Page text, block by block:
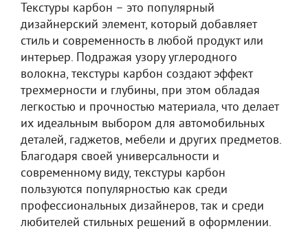
Текстуры карбон – это популярный
дизайнерский элемент, который добавляет
стиль и современность в любой продукт или
интерьер. Подражая узору углеродного
волокна, текстуры карбон создают эффект
трехмерности и глубины, при этом обладая
легкостью и прочностью материала, что делает
их идеальным выбором для автомобильных
деталей, гаджетов, мебели и других предметов.
Благодаря своей универсальности и
современному виду, текстуры карбон
пользуются популярностью как среди
профессиональных дизайнеров, так и среди
любителей стильных решений в оформлении.